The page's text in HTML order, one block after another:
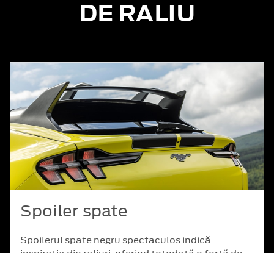
DE RALIU
Spoiler spate
Spoilerul spate negru spectaculos indică